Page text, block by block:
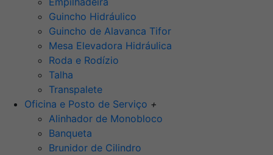
Guincho Hidráulico
Guincho de Alavanca Tifor
Mesa Elevadora Hidráulica
Roda e Rodízio
Talha
Transpalete
Oficina e Posto de Serviço +
Alinhador de Monobloco
Banqueta
Brunidor de Cilindro